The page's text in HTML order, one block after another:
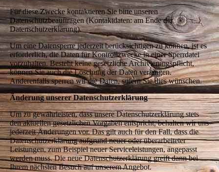
Für diese Zwecke kontaktieren Sie bitte unseren
Datenschutzbeauftragen (Kontaktdaten: am Ende der
Datenschutzerklärung).
Um eine Datensperre jederzeit berücksichtigen zu können, ist es
erforderlich, die Daten für Kontrollzwecke in einer Sperrdatei
vorzuhalten. Besteht keine gesetzliche Archivierungspflicht,
können Sie auch die Löschung der Daten verlangen.
Anderenfalls sperren wir die Daten, sofern Sie dies wünschen.
Änderung unserer Datenschutzerklärung
Um zu gewährleisten, dass unsere Datenschutzerklärung stets
den aktuellen gesetzlichen Vorgaben entspricht, behalten wir uns
jederzeit Änderungen vor. Das gilt auch für den Fall, dass die
Datenschutzerklärung aufgrund neuer oder überarbeiteter
Leistungen, zum Beispiel neuer Serviceleistungen, angepasst
werden muss. Die neue Datenschutzerklärung greift dann bei
Ihrem nächsten Besuch auf unserem Angebot.